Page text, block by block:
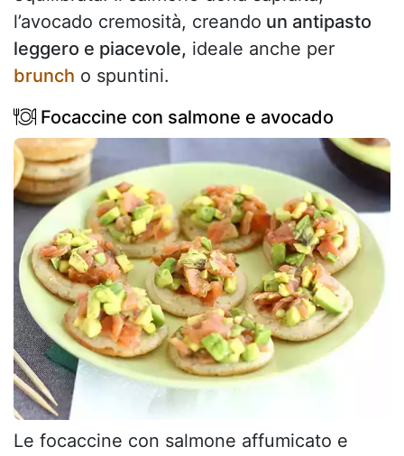
l’avocado cremosità, creando un antipasto
leggero e piacevole, ideale anche per
brunch o spuntini.
Focaccine con salmone e avocado
Le focaccine con salmone affumicato e